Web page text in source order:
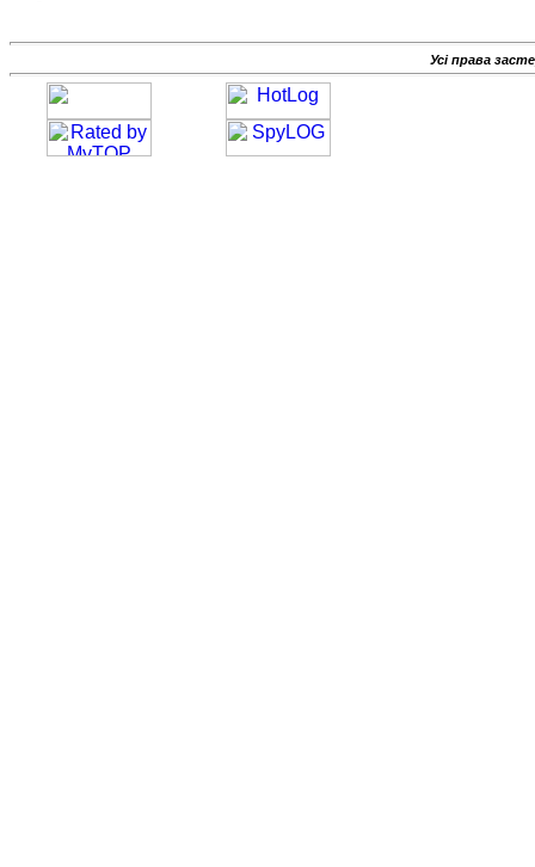
Усі права